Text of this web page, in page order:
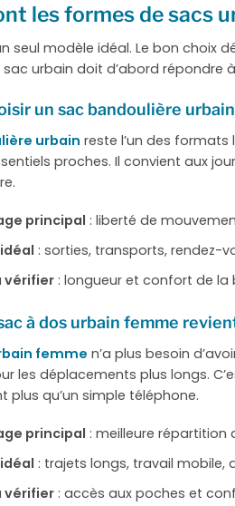
les formes de sacs
seul modèle idéal. Le bon
sac urbain doit d’abord répondre
un sac bandoulière
urbain reste l’un des
proches. Il convient aux
principal : liberté de
: sorties, transports, rendez-
vérifier: longueur et confort de la
à dos urbain femme
femme n’a plus besoin
les déplacements plus longs.
plus qu’un simple téléphone.
principal : meilleure répartition
: trajets longs, travail mobile,
vérifier: accès aux poches et